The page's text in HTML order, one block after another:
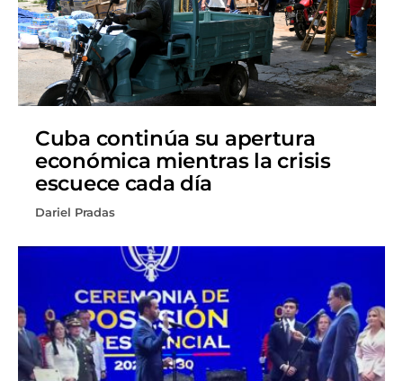
Cuba continúa su apertura
económica mientras la crisis
escuece cada día
Dariel Pradas